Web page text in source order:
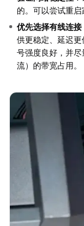
的。可以尝试重启
优先选择有线连接
供更稳定、延迟
号强度良好，并
流）的带宽占用。